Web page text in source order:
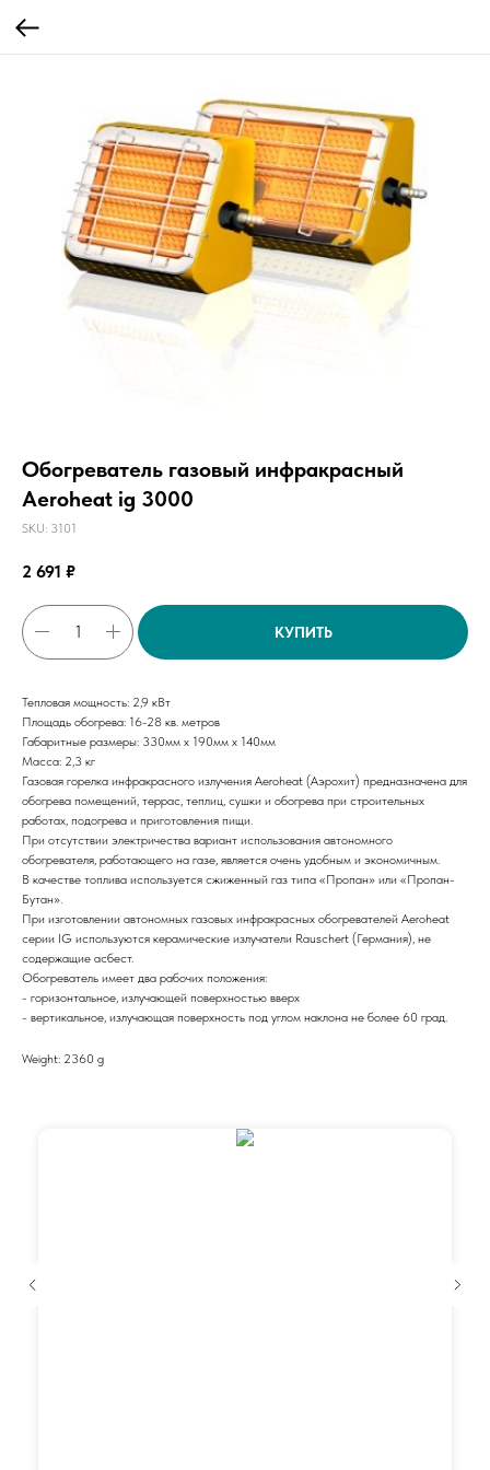
Обогреватель газовый инфракрасный
Aeroheat ig 3000
SKU: 3101
2 691 ₽
КУПИТЬ
Тепловая мощность: 2,9 кВт
Площадь обогрева: 16-28 кв. метров
Габаритные размеры: 330мм х 190мм х 140мм
Масса: 2,3 кг
Газовая горелка инфракрасного излучения Aeroheat (Аэрохит) предназначена для
обогрева помещений, террас, теплиц, сушки и обогрева при строительных
работах, подогрева и приготовления пищи.
При отсутствии электричества вариант использования автономного
обогревателя, работающего на газе, является очень удобным и экономичным.
В качестве топлива используется сжиженный газ типа «Пропан» или «Пропан-
Бутан».
При изготовлении автономных газовых инфракрасных обогревателей Aeroheat
серии IG используются керамические излучатели Rauschert (Германия), не
содержащие асбест.
Обогреватель имеет два рабочих положения:
- горизонтальное, излучающей поверхностью вверх
- вертикальное, излучающая поверхность под углом наклона не более 60 град.
Weight: 2360 g